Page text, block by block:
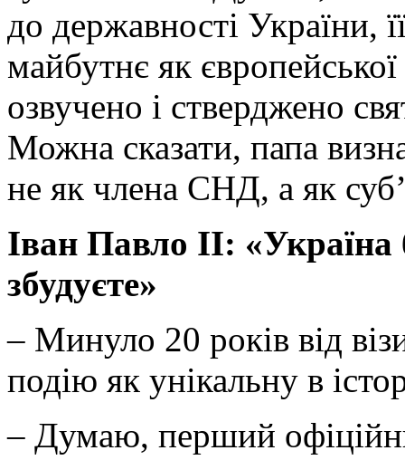
до державності України,
майбутнє як
озвучено і стверджено
Можна сказати, папа
не як члена СНД, а як
Іван Павло ІІ:
збудуєте»
– Минуло 20 років від
подію як унікальну в
– Думаю, перший